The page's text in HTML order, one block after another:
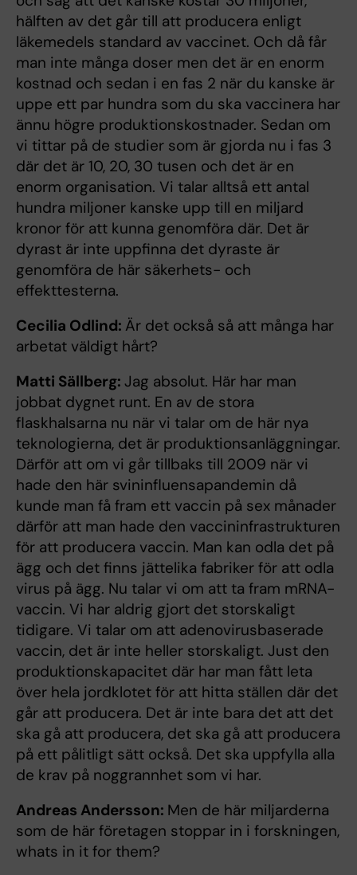
hälften av det går till att producera enligt
läkemedels standard av vaccinet. Och då får
man inte många doser men det är en enorm
kostnad och sedan i en fas 2 när du kanske är
uppe ett par hundra som du ska vaccinera har
ännu högre produktionskostnader. Sedan om
vi tittar på de studier som är gjorda nu i fas 3
där det är 10, 20, 30 tusen och det är en
enorm organisation. Vi talar alltså ett antal
hundra miljoner kanske upp till en miljard
kronor för att kunna genomföra där. Det är
dyrast är inte uppfinna det dyraste är
genomföra de här säkerhets- och
effekttesterna.
Cecilia Odlind: Är det också så att många har
arbetat väldigt hårt?
Matti Sällberg: Jag absolut. Här har man
jobbat dygnet runt. En av de stora
flaskhalsarna nu när vi talar om de här nya
teknologierna, det är produktionsanläggningar.
Därför att om vi går tillbaks till 2009 när vi
hade den här svininfluensapandemin då
kunde man få fram ett vaccin på sex månader
därför att man hade den vaccininfrastrukturen
för att producera vaccin. Man kan odla det på
ägg och det finns jättelika fabriker för att odla
virus på ägg. Nu talar vi om att ta fram mRNA-
vaccin. Vi har aldrig gjort det storskaligt
tidigare. Vi talar om att adenovirusbaserade
vaccin, det är inte heller storskaligt. Just den
produktionskapacitet där har man fått leta
över hela jordklotet för att hitta ställen där det
går att producera. Det är inte bara det att det
ska gå att producera, det ska gå att producera
på ett pålitligt sätt också. Det ska uppfylla alla
de krav på noggrannhet som vi har.
Andreas Andersson: Men de här miljarderna
som de här företagen stoppar in i forskningen,
whats in it for them?